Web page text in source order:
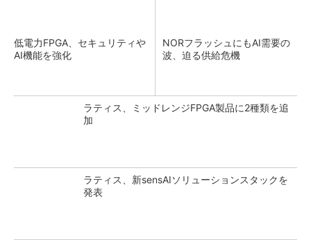
低電力FPGA、セキュリティや
AI機能を強化
NORフラッシュにもAI需要の
波、迫る供給危機
ラティス、ミッドレンジFPGA製品に2種類を追
加
ラティス、新sensAIソリューションスタックを
発表